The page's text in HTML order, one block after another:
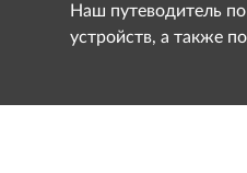
Наш путеводитель
устройств, а также